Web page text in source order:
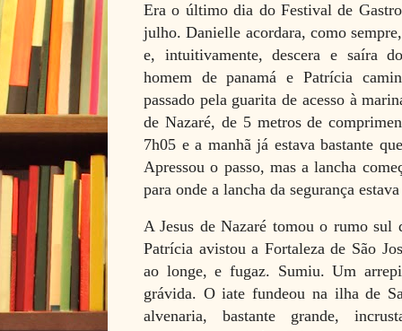
Era o último dia do Festival de
julho. Danielle acordara, como
e, intuitivamente, descera e saíra
homem de panamá e Patrícia
passado pela guarita de acesso à
de Nazaré, de 5 metros de
7h05 e a manhã já estava bastante
Apressou o passo, mas a lancha
para onde a lancha da segurança
A Jesus de Nazaré tomou o rumo sul
Patrícia avistou a Fortaleza de São
ao longe, e fugaz. Sumiu. Um
grávida. O iate fundeou na ilha de
alvenaria, bastante grande,